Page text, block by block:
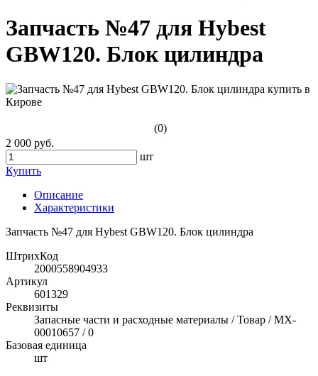
Запчасть №47 для Hybest
GBW120. Блок цилиндра
(0)
2 000 руб.
шт
Купить
Описание
Характеристики
Запчасть №47 для Hybest GBW120. Блок цилиндра
ШтрихКод
2000558904933
Артикул
601329
Реквизиты
Запасные части и расходные материалы / Товар / MX-
00010657 / 0
Базовая единица
шт